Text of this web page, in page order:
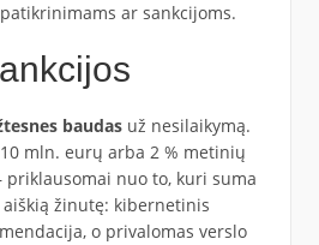
ar sankcijoms.
baudasuž nesilaikymą.
mln. eurų arba 2 % metinių
nuo to, kuri suma
žinutę: kibernetinis
o privalomas verslo